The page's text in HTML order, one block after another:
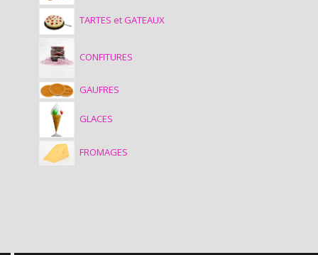
TARTES et GATEAUX
CONFITURES
GAUFRES
GLACES
FROMAGES